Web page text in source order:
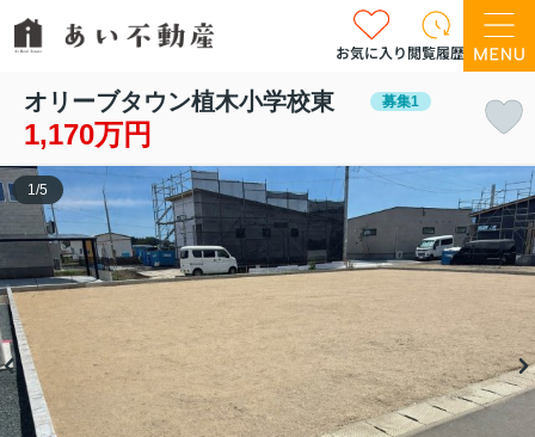
お気に入り閲覧履歴
オリーブタウン植木小学校東 募集1
1,170万円
1 /5